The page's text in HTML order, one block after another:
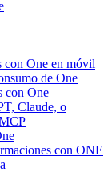
con One en móvil
de One
con One
Claude, o
con ONE